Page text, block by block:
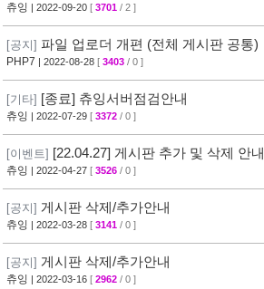
츄잉 | 2022-09-20 [ 3701 / 2 ]
[공지] 파일 업로더 개편 (전체 게시판 공통)
PHP7 | 2022-08-28 [ 3403 / 0 ]
[기타] [종료] 츄잉서버점검안내
츄잉 | 2022-07-29 [ 3372 / 0 ]
[이벤트] [22.04.27] 게시판 추가 및 삭제 안내
츄잉 | 2022-04-27 [ 3526 / 0 ]
[공지] 게시판 삭제/추가안내
츄잉 | 2022-03-28 [ 3141 / 0 ]
[공지] 게시판 삭제/추가안내
츄잉 | 2022-03-16 [ 2962 / 0 ]